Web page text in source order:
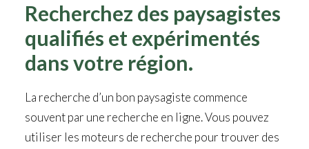
Recherchez des paysagistes
qualifiés et expérimentés
dans votre région.
La recherche d’un bon paysagiste commence
souvent par une recherche en ligne. Vous pouvez
utiliser les moteurs de recherche pour trouver des